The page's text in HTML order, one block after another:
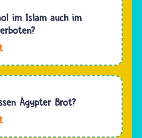
im Islam auch im
Ägypter Brot?